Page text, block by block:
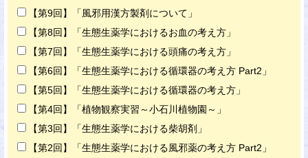
【第9回】「風邪用漢方製剤について」
【第8回】「生態生薬学におけるお血の考え方」
【第7回】「生態生薬学における頭痛の考え方」
【第6回】「生態生薬学における循環器の考え方 Part2」
【第5回】「生態生薬学における循環器の考え方」
【第4回】「植物観察実習～小石川植物園～」
【第3回】「生態生薬学における柴胡剤」
【第2回】「生態生薬学における風邪薬の考え方 Part2」